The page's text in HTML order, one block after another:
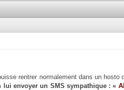
rentrer normalement dans un hosto
envoyer un SMS sympathique : «